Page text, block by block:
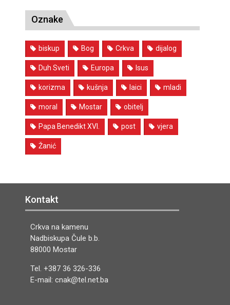
Oznake
biskup Bog Crkva dijalog
Duh Sveti Europa Isus
korizma kušnja laici mladi
moral Mostar obitelj
Papa Benedikt XVI. post vjera
Žanić
Kontakt
Crkva na kamenu
Nadbiskupa Čule b.b.
88000 Mostar
Tel. +387 36 326-336
E-mail: cnak@tel.net.ba